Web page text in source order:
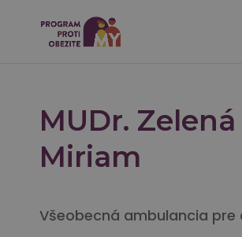
MUDr. Zelená
Miriam
Všeobecná ambulancia pre